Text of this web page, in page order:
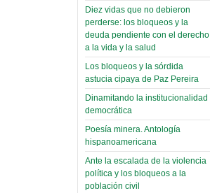
Read more...
Creacionismo,
filtraciones e
inicio de la
campaña del
MAS
(Miscelánea
palaciega 6)
El Infamatorio
Domingo, 12 Mayo 2019
Read more...
Diez vidas que no debieron
perderse: los bloqueos y la
deuda pendiente con el derecho
a la vida y la salud
Los bloqueos y la sórdida
astucia cipaya de Paz Pereira
Dinamitando la institucionalidad
democrática
Poesía minera. Antología
hispanoamericana
Ante la escalada de la violencia
política y los bloqueos a la
población civil